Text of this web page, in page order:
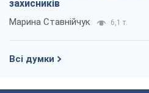
захисників
Марина Ставнійчук 6,1 т.
Всі думки